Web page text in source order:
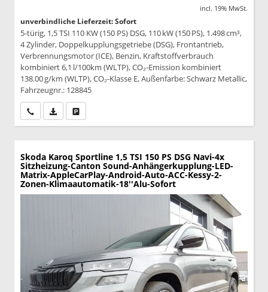
incl. 19% MwSt.
unverbindliche Lieferzeit: Sofort
5-türig, 1,5 TSI 110 KW (150 PS) DSG, 110 kW (150 PS), 1.498 cm³,
4 Zylinder, Doppelkupplungsgetriebe (DSG), Frontantrieb,
Verbrennungsmotor (ICE), Benzin, Kraftstoffverbrauch
kombiniert 6,1 l/100km (WLTP), CO₂-Emission kombiniert
138.00 g/km (WLTP), CO₂-Klasse E, Außenfarbe: Schwarz Metallic,
Fahrzeugnr.: 128845
Wir rufen Sie anPDF-Datei, Fahrzeugexposé drucken
Skoda Karoq Sportline 1,5 TSI 150 PS DSG Navi-4x
Sitzheizung-Canton Sound-Anhängerkupplung-LED-
Matrix-AppleCarPlay-Android-Auto-ACC-Kessy-2-
Zonen-Klimaautomatik-18''Alu-Sofort